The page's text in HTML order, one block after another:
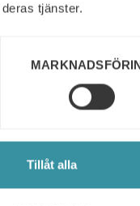
tjänster.
Tillåt alla
07/04/2026 - 08/06/
UL –